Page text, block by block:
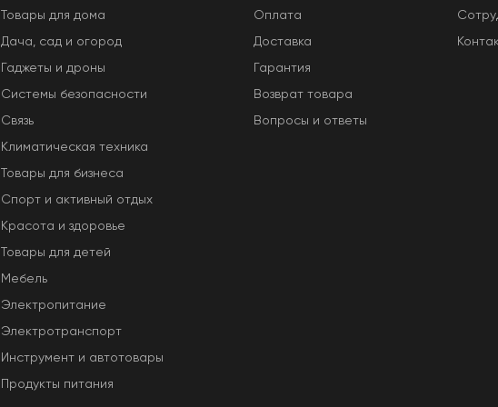
Товары для дома
Дача, сад и огород
Гаджеты и дроны
Системы безопасности
Связь
Климатическая техника
Товары для бизнеса
Спорт и активный отдых
Красота и здоровье
Товары для детей
Мебель
Электропитание
Электротранспорт
Инструмент и автотовары
Продукты питания
Оплата
Доставка
Гарантия
Возврат товара
Вопросы и ответы